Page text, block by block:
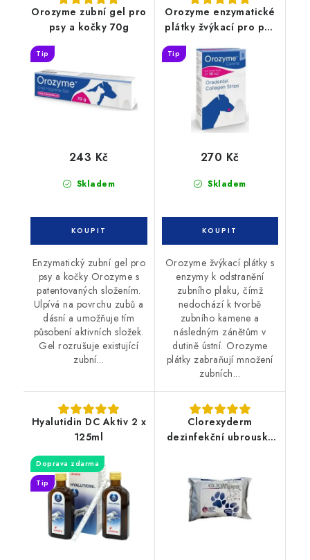
Orozyme zubní gel pro
psy a kočky 70g
Tip
Skladem
243 Kč
Enzymatický zubní gel pro
psy a kočky Orozyme s
patentovaných složením.
Ulpívá na povrchu zubů a
dásní a umožňuje tím
působení aktivních složek.
Gel rozrušuje existující
zubní...
Orozyme enzymatické
plátky žvýkací pro psy
Tip
Skladem
270 Kč
Orozyme žvýkací plátky s
enzymy k odstranění
zubního plaku, čímž
nedochází k tvorbě
zubního kamene a
následným zánětům v
dutině ústní. Orozyme
plátky zabraňují množení
zubních...
Hyalutidin DC Aktiv 2 x
125ml
Doprava zdarma
Tip
Clorexyderm
dezinfekční ubrousky